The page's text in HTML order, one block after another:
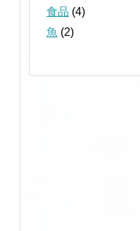
食品 (4)
魚 (2)